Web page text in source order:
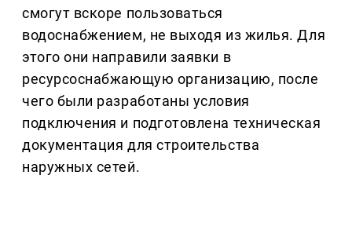
смогут вскоре пользоваться
водоснабжением, не выходя из жилья. Для
этого они направили заявки в
ресурсоснабжающую организацию, после
чего были разработаны условия
подключения и подготовлена техническая
документация для строительства
наружных сетей.